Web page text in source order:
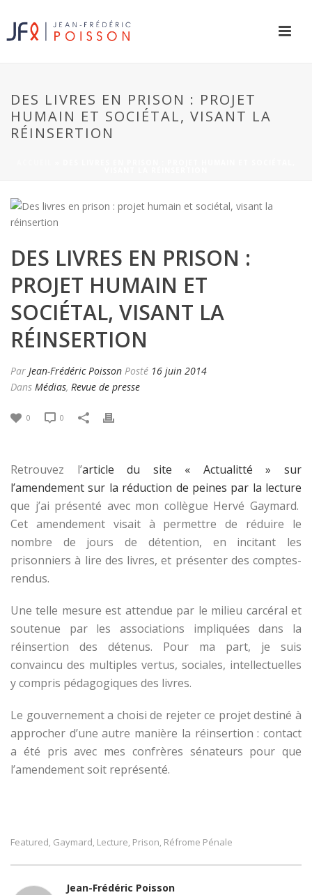
DES LIVRES EN PRISON : PROJET
HUMAIN ET SOCIÉTAL, VISANT LA
RÉINSERTION
DES LIVRES EN PRISON :
PROJET HUMAIN ET
SOCIÉTAL, VISANT LA
RÉINSERTION
Par Jean-Frédéric Poisson Posté 16 juin 2014
Dans Médias, Revue de presse
0 0
Retrouvez l’article du site « Actualitté » sur
l’amendement sur la réduction de peines par la lecture
que j’ai présenté avec mon collègue Hervé Gaymard.
Cet amendement visait à permettre de réduire le
nombre de jours de détention, en incitant les
prisonniers à lire des livres, et présenter des comptes-
rendus.
Une telle mesure est attendue par le milieu carcéral et
soutenue par les associations impliquées dans la
réinsertion des détenus. Pour ma part, je suis
convaincu des multiples vertus, sociales, intellectuelles
y compris pédagogiques des livres.
Le gouvernement a choisi de rejeter ce projet destiné à
approcher d’une autre manière la réinsertion : contact
a été pris avec mes confrères sénateurs pour que
l’amendement soit représenté.
Featured, Gaymard, Lecture, Prison, Réfrome Pénale
Jean-Frédéric Poisson